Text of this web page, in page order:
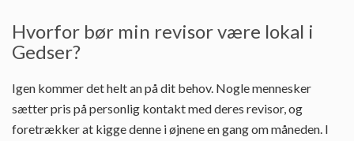
Hvorfor bør min revisor være lokal i
Gedser?
Igen kommer det helt an på dit behov. Nogle mennesker
sætter pris på personlig kontakt med deres revisor, og
foretrækker at kigge denne i øjnene en gang om måneden. I